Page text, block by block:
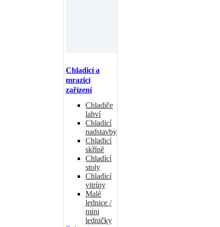
Chladicí a
mrazicí
zařízení
Chladiče
lahví
Chladicí
nadstavby
Chladicí
skříně
Chladící
stoly
Chladicí
vitríny
Malé
lednice /
mini
ledničky